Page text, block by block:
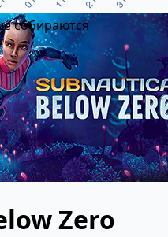
собираются
Zero